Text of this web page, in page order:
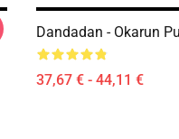
Dandadan - Okarun
37,67 € - 44,11 €